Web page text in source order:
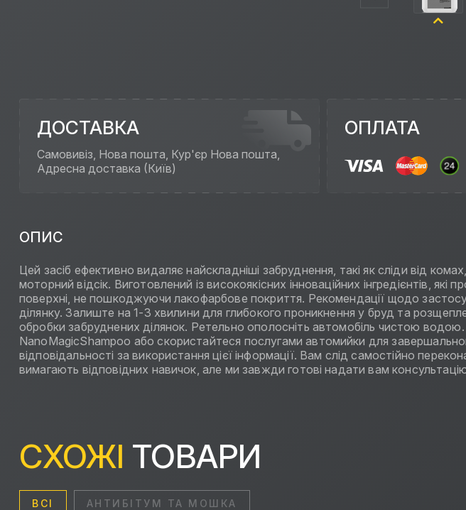
ДОСТАВКА
Самовивіз, Нова пошта, Кур'єр Нова пошта,
Адресна доставка (Київ)
ОПЛАТА
ОПИС
Цей засіб ефективно видаляє найскладніші забруднення, такі як сліди від
моторний відсік. Виготовлений із високоякісних інноваційних інгредієнтів,
поверхні, не пошкоджуючи лакофарбове покриття. Рекомендації щодо
ділянку. Залиште на 1-3 хвилини для глибокого проникнення у бруд та
обробки забруднених ділянок. Ретельно ополосніть автомобіль чистою
NanoMagicShampoo або скористайтеся послугами автомийки для
відповідальності за використання цієї інформації. Вам слід самостійно
вимагають відповідних навичок, але ми завжди готові надати вам
СХОЖІ ТОВАРИ
ВСІ АНТИБІТУМ ТА МОШКА